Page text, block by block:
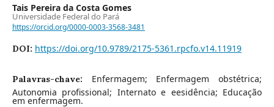
Tais Pereira da Costa Gomes
Universidade Federal do Pará
https://orcid.org/0000-0003-3568-3481
DOI: https://doi.org/10.9789/2175-5361.rpcfo.v14.11919
Palavras-chave: Enfermagem; Enfermagem obstétrica;
Autonomia profissional; Internato e eesidência; Educação
em enfermagem.